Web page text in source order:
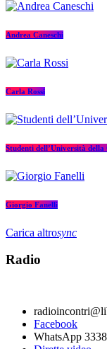
Andrea Caneschi
Carla Rossi
Studenti dell’Università della
Giorgio Fanelli
Carica altrosync
Radio
Facebook
WhatsApp